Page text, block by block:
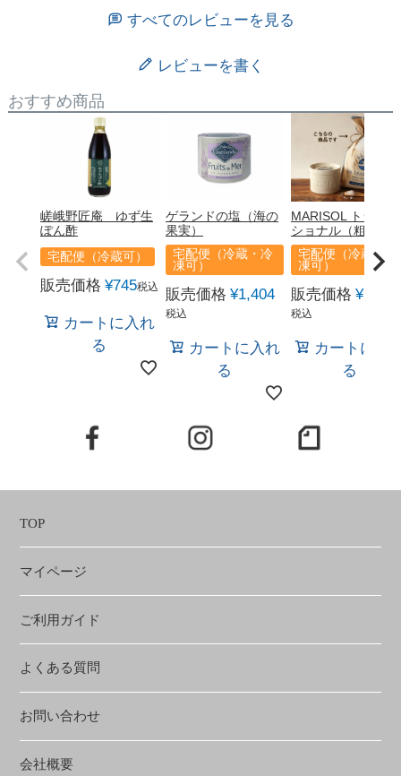
すべてのレビューを見る
レビューを書く
おすすめ商品
嵯峨野匠庵 ゆず生
ぽん酢
宅配便（冷蔵可）
販売価格 ¥745税込
カートに入れ
る
ゲランドの塩（海の
果実）
宅配便（冷蔵・冷
凍可）
販売価格 ¥1,404
税込
カートに入れ
る
MARISOL トラディ
ショナル（粗塩）
宅配便（冷蔵・冷
凍可）
販売価格 ¥1,458
税込
カートに入
る
TOP
マイページ
ご利用ガイド
よくある質問
お問い合わせ
会社概要